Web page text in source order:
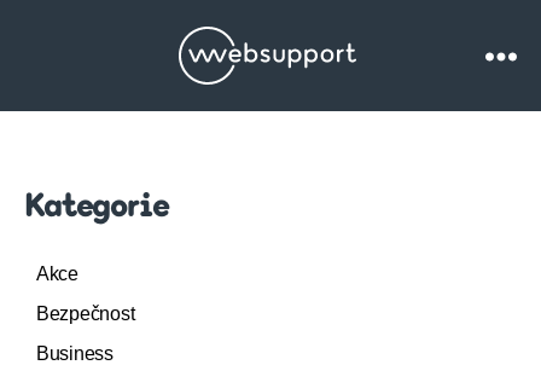
Websupport.cz
Kategorie
Akce
Bezpečnost
Business